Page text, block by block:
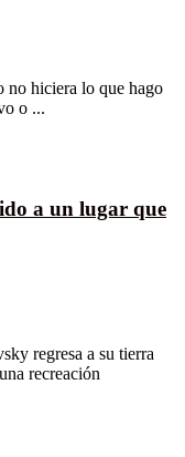
no hiciera lo que hago
o ...
a un lugar que
regresa a su tierra
recreación